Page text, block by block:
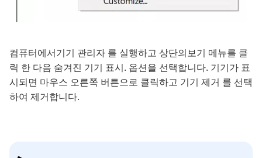
컴퓨터에서기기 관리자 를 실행하고 상단의보기 메뉴를 클
릭 한 다음 숨겨진 기기 표시. 옵션을 선택합니다. 기기가 표
시되면 마우스 오른쪽 버튼으로 클릭하고 기기 제거 를 선택
하여 제거합니다.